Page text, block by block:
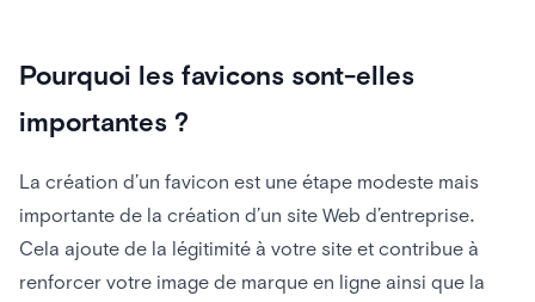
Pourquoi les favicons sont-elles
importantes ?
La création d’un favicon est une étape modeste mais
importante de la création d’un site Web d’entreprise.
Cela ajoute de la légitimité à votre site et contribue à
renforcer votre image de marque en ligne ainsi que la